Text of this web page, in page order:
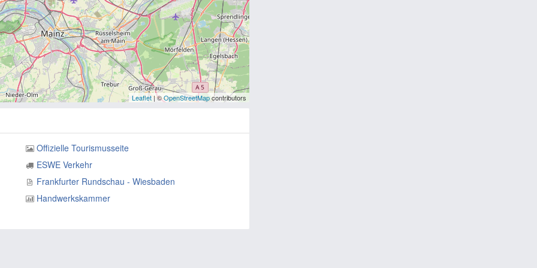
Leaflet| ©OpenStreetMapcontributors
Offizielle Tourismusseite
ESWE Verkehr
Frankfurter Rundschau - Wiesbaden
Handwerkskammer